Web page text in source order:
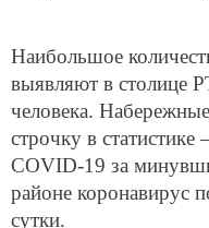
Наибольшое
выявляют в столице
человека.
строчку в статистике
COVID-19 за
районе коронавирус
сутки.